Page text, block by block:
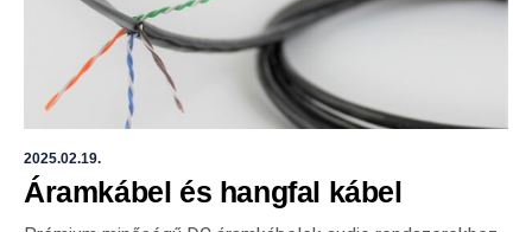
2025.02.19.
Áramkábel és hangfal kábel